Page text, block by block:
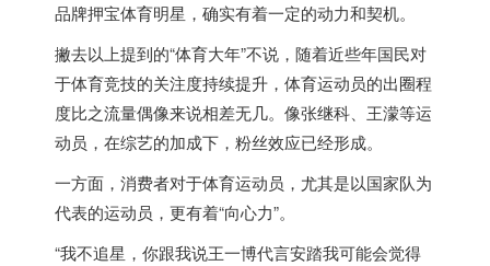
品牌押宝体育明星，确实有着一定的动力和契机。
撇去以上提到的“体育大年”不说，随着近些年国民对
于体育竞技的关注度持续提升，体育运动员的出圈程
度比之流量偶像来说相差无几。像张继科、王濛等运
动员，在综艺的加成下，粉丝效应已经形成。
一方面，消费者对于体育运动员，尤其是以国家队为
代表的运动员，更有着“向心力”。
“我不追星，你跟我说王一博代言安踏我可能会觉得